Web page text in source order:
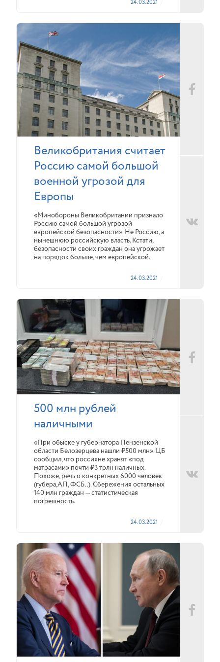
24.03.2021
Великобритания считает
Россию самой большой
военной угрозой для
Европы
«Минобороны Великобритании признало
Россию самой большой угрозой
европейской безопасности». Не Россию, а
нынешнюю российскую власть. Кстати,
безопасности своих граждан она угрожает
на порядок больше, чем европейской.
24.03.2021
500 млн рублей
наличными
«При обыске у губернатора Пензенской
области Белозерцева нашли ₽500 млн». ЦБ
сообщил, что россияне хранят «под
матрасами» почти ₽3 трлн наличных.
Похоже, речь о конкретных 6000 человек
(губера,АП, ФСБ..). Сбережения остальных
140 млн граждан — статистическая
погрешность.
24.03.2021